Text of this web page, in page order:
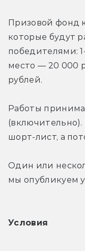
Призовой фонд
которые будут
победителями:
место — 20 000
рублей.
Работы
шорт-лист, а
Один или
мы опубликуем
Условия